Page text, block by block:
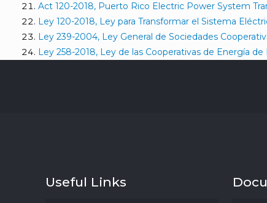
Act 120-2018, Puerto Rico Electric Power System
Ley 120-2018, Ley para Transformar el Sistema
Ley 239-2004, Ley General de Sociedades
Ley 258-2018, Ley de las Cooperativas de Energía
Useful Links